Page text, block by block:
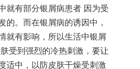
就有部分银屑病患者 因为受
的。而在银屑病的诱因中，
就有影响，所以生活中银屑
受到强烈的冷热刺激，要让
适中，以防皮肤干燥受刺激